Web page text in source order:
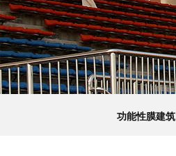
功能性膜建筑